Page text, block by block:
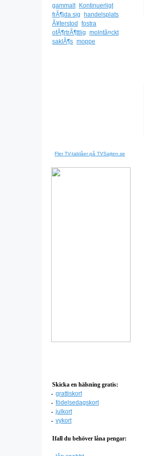
gammalt
Kontinuerligt
frÃ¶jda sig
handelsplats
Ã¥terstod
fostra
ofÃ¶rtrÃ¶ttlig molntã¤ckt
saklÃ¶s moppe
Fler TV-tablåer på TVSajten.se
Skicka en hälsning gratis:
- grattiskort
- födelsedagskort
- julkort
- vykort
Ifall du behöver låna pengar: